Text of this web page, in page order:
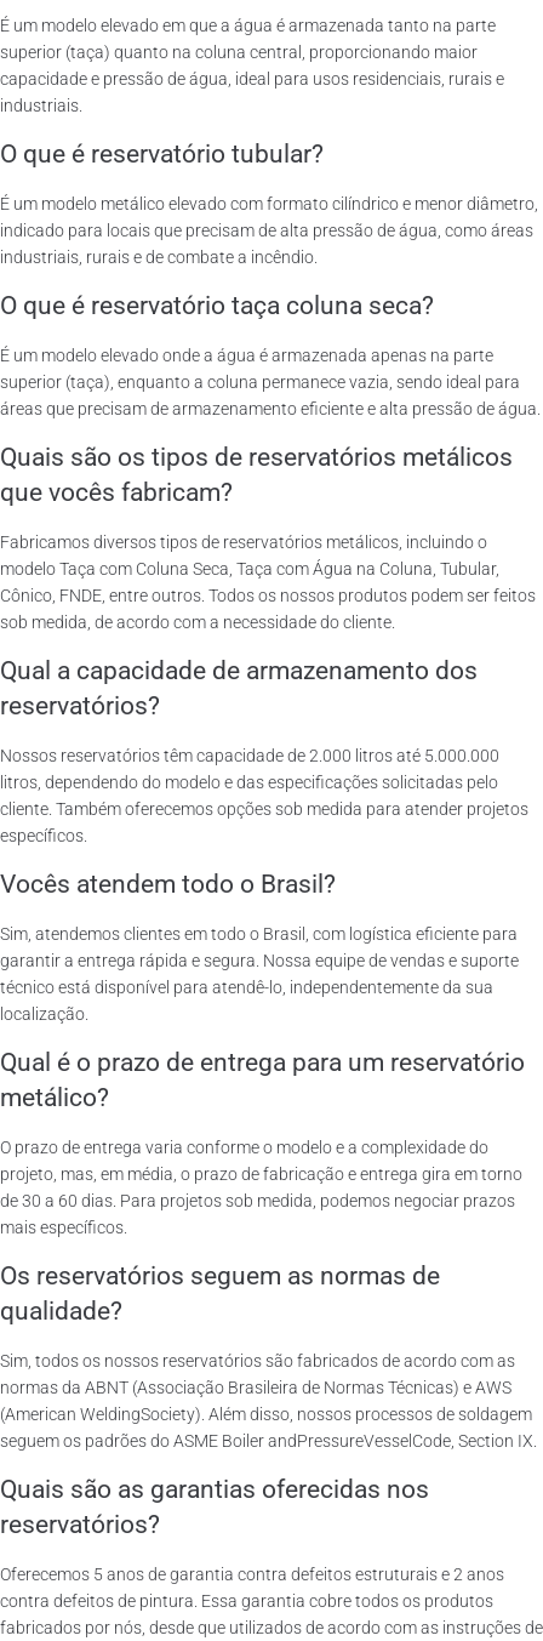
É um modelo elevado em que a água é armazenada tanto na parte
superior (taça) quanto na coluna central, proporcionando maior
capacidade e pressão de água, ideal para usos residenciais, rurais e
industriais.
O que é reservatório tubular?
É um modelo metálico elevado com formato cilíndrico e menor diâmetro,
indicado para locais que precisam de alta pressão de água, como áreas
industriais, rurais e de combate a incêndio.
O que é reservatório taça coluna seca?
É um modelo elevado onde a água é armazenada apenas na parte
superior (taça), enquanto a coluna permanece vazia, sendo ideal para
áreas que precisam de armazenamento eficiente e alta pressão de água.
Quais são os tipos de reservatórios metálicos
que vocês fabricam?
Fabricamos diversos tipos de reservatórios metálicos, incluindo o
modelo Taça com Coluna Seca, Taça com Água na Coluna, Tubular,
Cônico, FNDE, entre outros. Todos os nossos produtos podem ser feitos
sob medida, de acordo com a necessidade do cliente.
Qual a capacidade de armazenamento dos
reservatórios?
Nossos reservatórios têm capacidade de 2.000 litros até 5.000.000
litros, dependendo do modelo e das especificações solicitadas pelo
cliente. Também oferecemos opções sob medida para atender projetos
específicos.
Vocês atendem todo o Brasil?
Sim, atendemos clientes em todo o Brasil, com logística eficiente para
garantir a entrega rápida e segura. Nossa equipe de vendas e suporte
técnico está disponível para atendê-lo, independentemente da sua
localização.
Qual é o prazo de entrega para um reservatório
metálico?
O prazo de entrega varia conforme o modelo e a complexidade do
projeto, mas, em média, o prazo de fabricação e entrega gira em torno
de 30 a 60 dias. Para projetos sob medida, podemos negociar prazos
mais específicos.
Os reservatórios seguem as normas de
qualidade?
Sim, todos os nossos reservatórios são fabricados de acordo com as
normas da ABNT (Associação Brasileira de Normas Técnicas) e AWS
(American WeldingSociety). Além disso, nossos processos de soldagem
seguem os padrões do ASME Boiler andPressureVesselCode, Section IX.
Quais são as garantias oferecidas nos
reservatórios?
Oferecemos 5 anos de garantia contra defeitos estruturais e 2 anos
contra defeitos de pintura. Essa garantia cobre todos os produtos
fabricados por nós, desde que utilizados de acordo com as instruções de